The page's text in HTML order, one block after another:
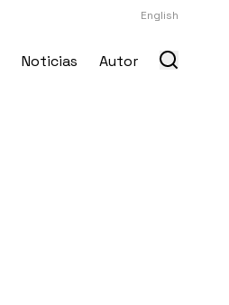
English
Noticias Autor